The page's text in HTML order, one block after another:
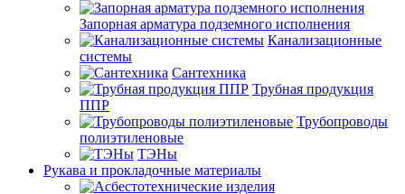
Запорная арматура подземного исполнения
Канализационные
системы
Сантехника
Трубная продукция
ППР
Трубопроводы
полиэтиленовые
ТЭНы
Рукава и прокладочные материалы